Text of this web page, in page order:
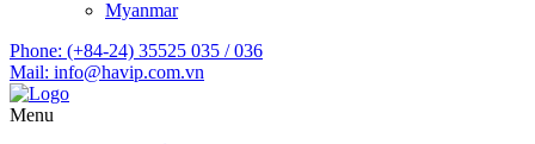
Myanmar
Phone: (+84-24) 35525 035 / 036
Mail: info@havip.com.vn
Menu